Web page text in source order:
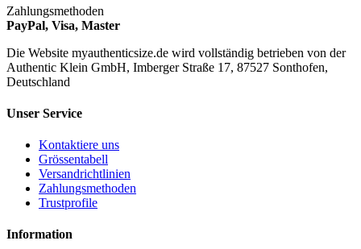
Zahlungsmethoden
PayPal, Visa, Master
Die Website myauthenticsize.de wird vollständig betrieben von der
Authentic Klein GmbH, Imberger Straße 17, 87527 Sonthofen,
Deutschland
Unser Service
Kontaktiere uns
Grössentabell
Versandrichtlinien
Zahlungsmethoden
Trustprofile
Information